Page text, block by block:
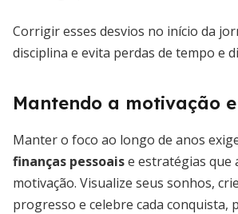
Corrigir esses desvios no início da
disciplina e evita perdas de tempo e
Mantendo a motivação
Manter o foco ao longo de anos
finanças pessoaise estratégias que
motivação. Visualize seus sonhos,
progresso e celebre cada conquista,